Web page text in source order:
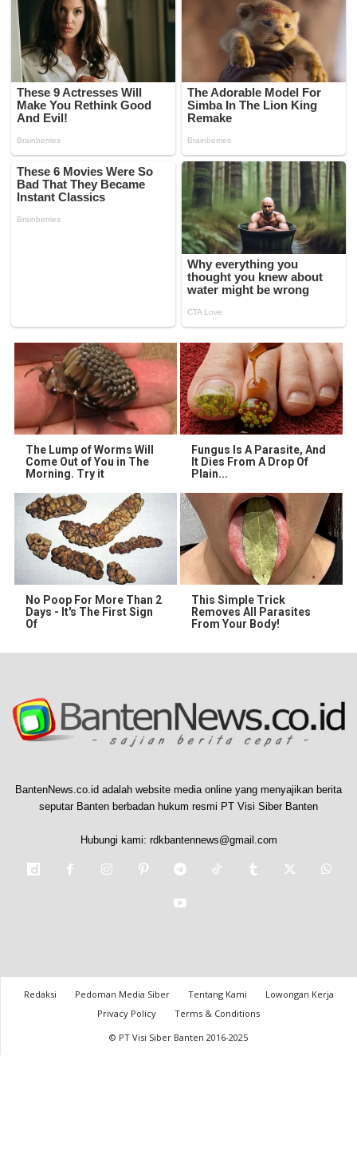
The Lump of Worms Will
Come Out of You in The
Morning. Try it
Fungus Is A Parasite, And
It Dies From A Drop Of
Plain...
No Poop For More Than 2
Days - It's The First Sign
Of
This Simple Trick
Removes All Parasites
From Your Body!
BantenNews.co.id adalah website media online yang menyajikan berita
seputar Banten berbadan hukum resmi PT Visi Siber Banten
Hubungi kami: rdkbantennews@gmail.com
Redaksi Pedoman Media Siber Tentang Kami
Lowongan Kerja
Privacy Policy
Terms & Conditions
© PT Visi Siber Banten 2016-2025